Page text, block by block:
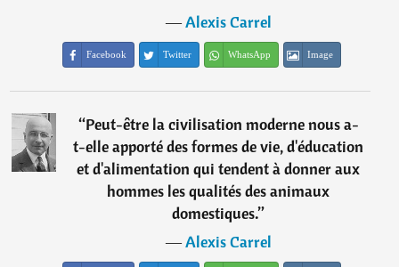
―Alexis Carrel
Facebook Twitter WhatsApp Image
“Peut-être la civilisation moderne nous a-
t-elle apporté des formes de vie, d'éducation
et d'alimentation qui tendent à donner aux
hommes les qualités des animaux
domestiques.”
―Alexis Carrel